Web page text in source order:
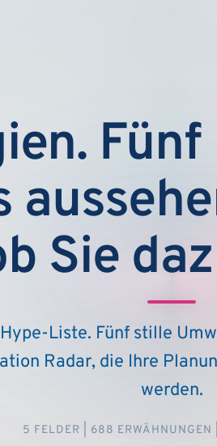
Sie
Liste. Fünf stille
Radar, die Ihre
werden.
5 FELDER | 688 ERWÄHNUNGEN